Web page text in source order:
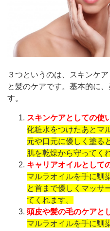
３つというのは、スキンケ
と髪のケアです。基本的に
す。
スキンケアとしての使
化粧水をつけたあとマ
元や口元に優しく塗る
肌を乾燥から守ってく
キャリアオイルとして
マルラオイルを手に馴
と首まで優しくマッサ
てくれます。
頭皮や髪の毛のケアと
マルラオイルを手に馴